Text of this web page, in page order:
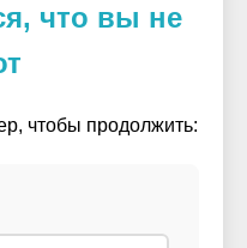
что вы не
чтобы продолжить: